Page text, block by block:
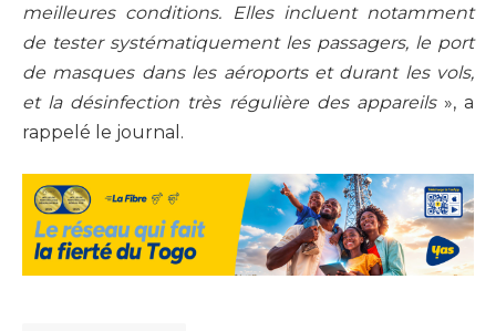
meilleures conditions. Elles incluent notamment
de tester systématiquement les passagers, le port
de masques dans les aéroports et durant les vols,
et la désinfection très régulière des appareils», a
rappelé le journal.